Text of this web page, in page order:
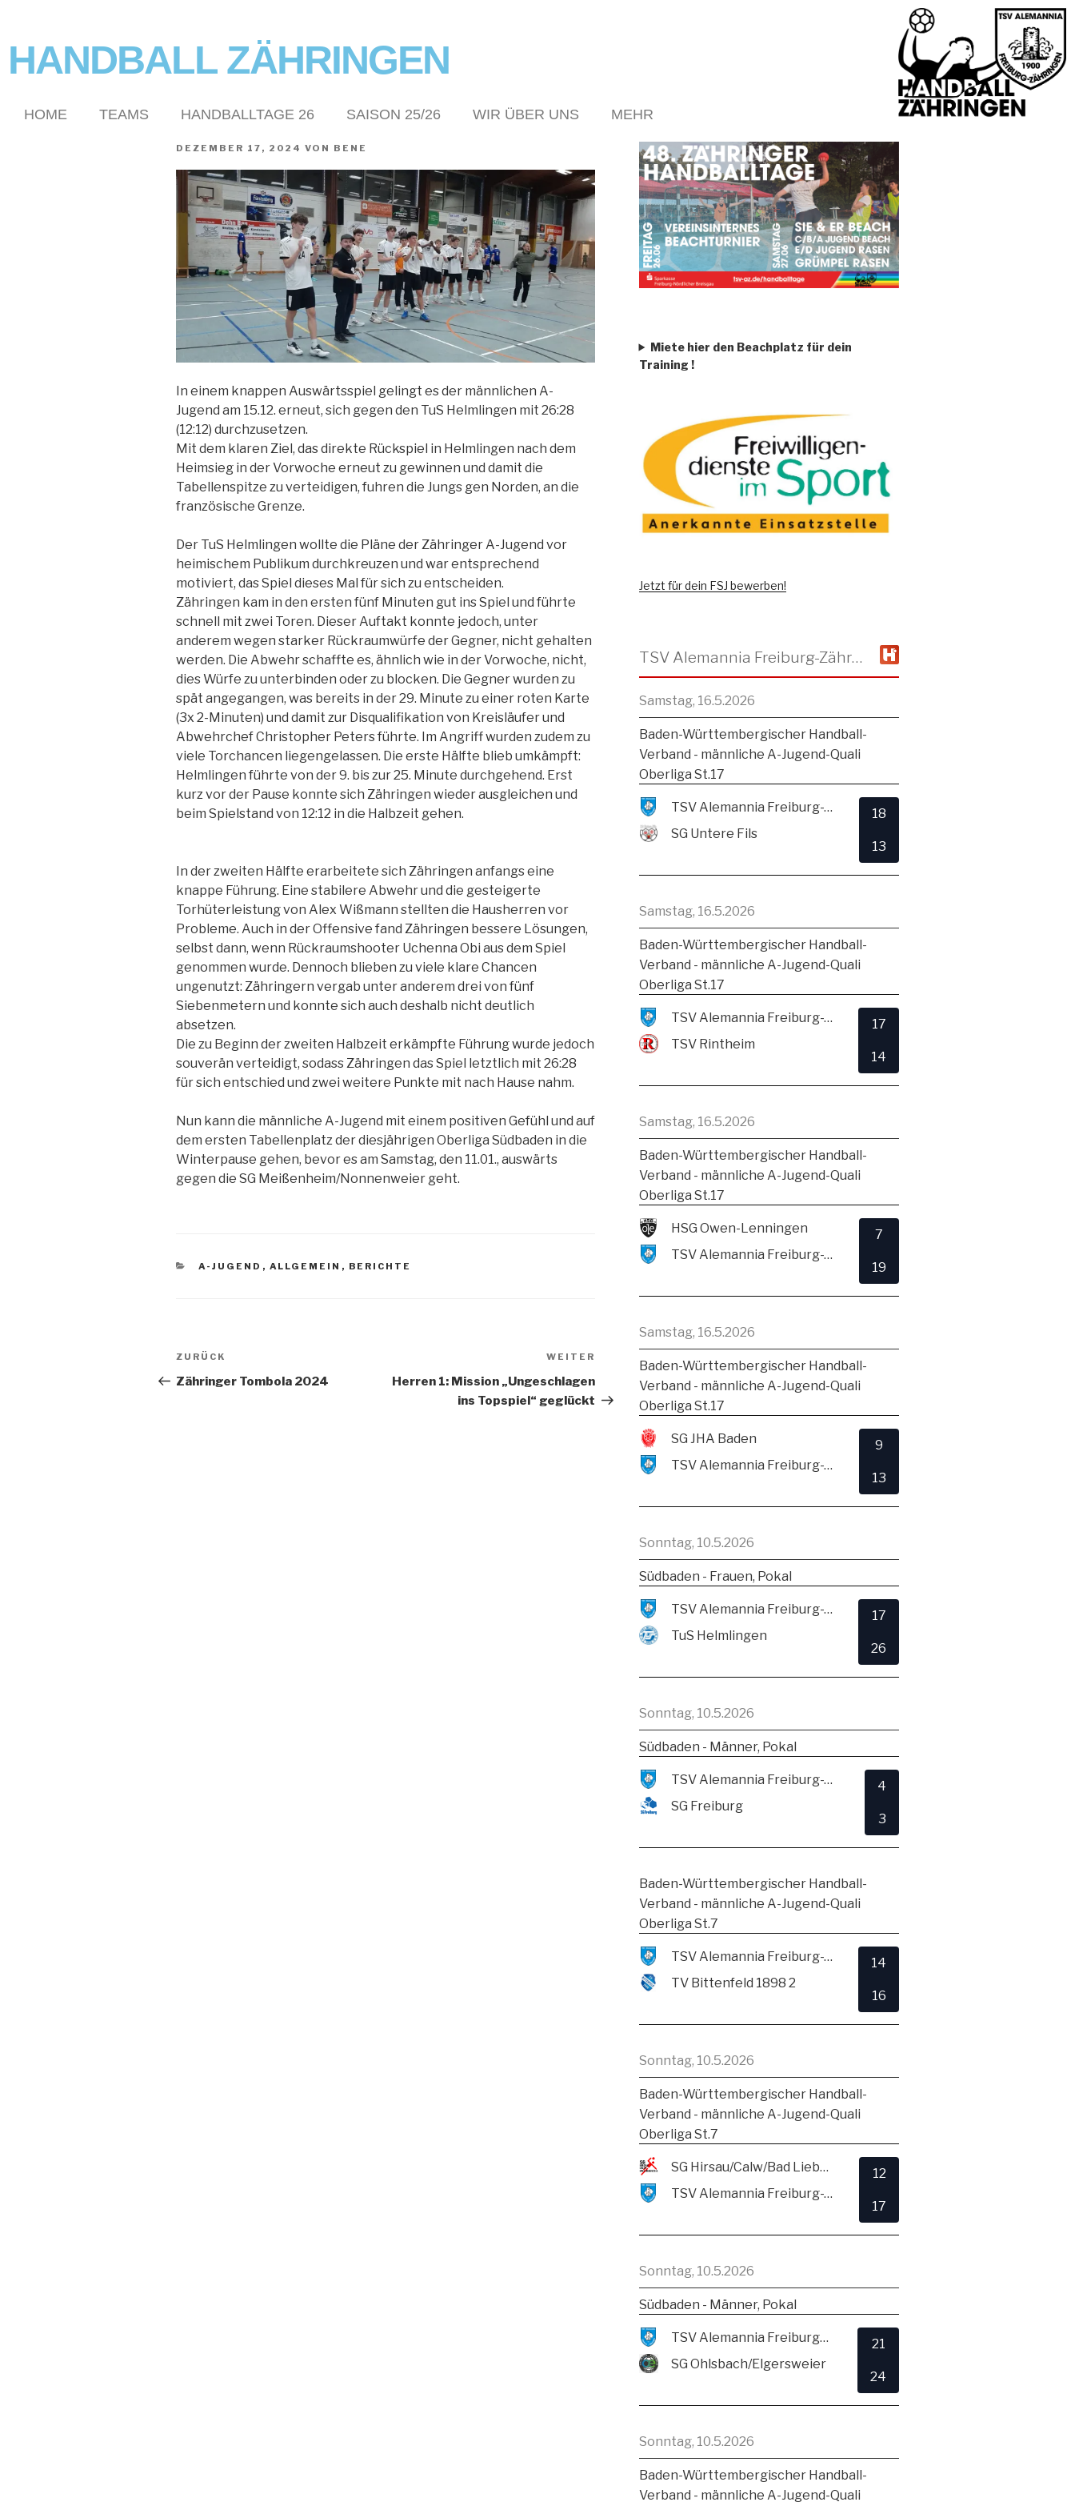
HANDBALL ZÄHRINGEN
HOME TEAMS HANDBALLTAGE 26 SAISON 25/26 WIR ÜBER UNS MEHR
DEZEMBER 17, 2024 VON BENE
In einem knappen Auswärtsspiel gelingt es der männlichen A-
Jugend am 15.12. erneut, sich gegen den TuS Helmlingen mit 26:28
(12:12) durchzusetzen.
Mit dem klaren Ziel, das direkte Rückspiel in Helmlingen nach dem
Heimsieg in der Vorwoche erneut zu gewinnen und damit die
Tabellenspitze zu verteidigen, fuhren die Jungs gen Norden, an die
französische Grenze.
Der TuS Helmlingen wollte die Pläne der Zähringer A-Jugend vor
heimischem Publikum durchkreuzen und war entsprechend
motiviert, das Spiel dieses Mal für sich zu entscheiden.
Zähringen kam in den ersten fünf Minuten gut ins Spiel und führte
schnell mit zwei Toren. Dieser Auftakt konnte jedoch, unter
anderem wegen starker Rückraumwürfe der Gegner, nicht gehalten
werden. Die Abwehr schaffte es, ähnlich wie in der Vorwoche, nicht,
dies Würfe zu unterbinden oder zu blocken. Die Gegner wurden zu
spät angegangen, was bereits in der 29. Minute zu einer roten Karte
(3x 2-Minuten) und damit zur Disqualifikation von Kreisläufer und
Abwehrchef Christopher Peters führte. Im Angriff wurden zudem zu
viele Torchancen liegengelassen. Die erste Hälfte blieb umkämpft:
Helmlingen führte von der 9. bis zur 25. Minute durchgehend. Erst
kurz vor der Pause konnte sich Zähringen wieder ausgleichen und
beim Spielstand von 12:12 in die Halbzeit gehen.
In der zweiten Hälfte erarbeitete sich Zähringen anfangs eine
knappe Führung. Eine stabilere Abwehr und die gesteigerte
Torhüterleistung von Alex Wißmann stellten die Hausherren vor
Probleme. Auch in der Offensive fand Zähringen bessere Lösungen,
selbst dann, wenn Rückraumshooter Uchenna Obi aus dem Spiel
genommen wurde. Dennoch blieben zu viele klare Chancen
ungenutzt: Zähringern vergab unter anderem drei von fünf
Siebenmetern und konnte sich auch deshalb nicht deutlich
absetzen.
Die zu Beginn der zweiten Halbzeit erkämpfte Führung wurde jedoch
souverän verteidigt, sodass Zähringen das Spiel letztlich mit 26:28
für sich entschied und zwei weitere Punkte mit nach Hause nahm.
Nun kann die männliche A-Jugend mit einem positiven Gefühl und auf
dem ersten Tabellenplatz der diesjährigen Oberliga Südbaden in die
Winterpause gehen, bevor es am Samstag, den 11.01., auswärts
gegen die SG Meißenheim/Nonnenweier geht.
A-JUGEND , ALLGEMEIN , BERICHTE
ZURÜCK
Zähringer Tombola 2024
WEITER
Herren 1: Mission „Ungeschlagen
ins Topspiel“ geglückt
Miete hier den Beachplatz für dein
Training !
Jetzt für dein FSJ bewerben!
TSV Alemannia Freiburg-Zähringen
Samstag, 16.5.2026
Baden-Württembergischer Handball-
Verband - männliche A-Jugend-Quali
Oberliga St.17
TSV Alemannia Freiburg-Zähringen
SG Untere Fils
18
13
Samstag, 16.5.2026
Baden-Württembergischer Handball-
Verband - männliche A-Jugend-Quali
Oberliga St.17
TSV Alemannia Freiburg-Zähringen
TSV Rintheim
17
14
Samstag, 16.5.2026
Baden-Württembergischer Handball-
Verband - männliche A-Jugend-Quali
Oberliga St.17
HSG Owen-Lenningen
TSV Alemannia Freiburg-Zähringen
7
19
Samstag, 16.5.2026
Baden-Württembergischer Handball-
Verband - männliche A-Jugend-Quali
Oberliga St.17
SG JHA Baden
TSV Alemannia Freiburg-Zähringen
9
13
Sonntag, 10.5.2026
Südbaden - Frauen, Pokal
TSV Alemannia Freiburg-Zähringen
TuS Helmlingen
17
26
Sonntag, 10.5.2026
Südbaden - Männer, Pokal
TSV Alemannia Freiburg-Zähringen
SG Freiburg
4
3
Baden-Württembergischer Handball-
Verband - männliche A-Jugend-Quali
Oberliga St.7
TSV Alemannia Freiburg-Zähringen
TV Bittenfeld 1898 2
14
16
Sonntag, 10.5.2026
Baden-Württembergischer Handball-
Verband - männliche A-Jugend-Quali
Oberliga St.7
SG Hirsau/Calw/Bad Liebenzell
TSV Alemannia Freiburg-Zähringen
12
17
Sonntag, 10.5.2026
Südbaden - Männer, Pokal
TSV Alemannia Freiburg-Zähringen
SG Ohlsbach/Elgersweier
21
24
Sonntag, 10.5.2026
Baden-Württembergischer Handball-
Verband - männliche A-Jugend-Quali